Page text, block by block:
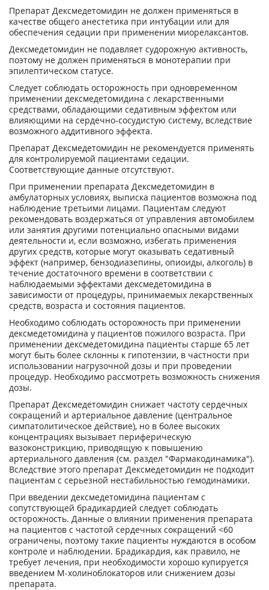
Препарат Дексмедетомидин не должен применяться в
качестве общего анестетика при интубации или для
обеспечения седации при применении миорелаксантов.
Дексмедетомидин не подавляет судорожную активность,
поэтому не должен применяться в монотерапии при
эпилептическом статусе.
Следует соблюдать осторожность при одновременном
применении дексмедетомидина с лекарственными
средствами, обладающими седативным эффектом или
влияющими на сердечно-сосудистую систему, вследствие
возможного аддитивного эффекта.
Препарат Дексмедетомидин не рекомендуется применять
для контролируемой пациентами седации.
Соответствующие данные отсутствуют.
При применении препарата Дексмедетомидин в
амбулаторных условиях, выписка пациентов возможна под
наблюдение третьими лицами. Пациентам следуют
рекомендовать воздержаться от управления автомобилем
или занятия другими потенциально опасными видами
деятельности и, если возможно, избегать применения
других средств, которые могут оказывать седативный
эффект (например, бензодиазепины, опиоиды, алкоголь) в
течение достаточного времени в соответствии с
наблюдаемыми эффектами дексмедетомидина в
зависимости от процедуры, принимаемых лекарственных
средств, возраста и состояния пациентов.
Необходимо соблюдать осторожность при применении
дексмедетомидина у пациентов пожилого возраста. При
применении дексмедетомидина пациенты старше 65 лет
могут быть более склонны к гипотензии, в частности при
использовании нагрузочной дозы и при проведении
процедур. Необходимо рассмотреть возможность снижения
дозы.
Препарат Дексмедетомидин снижает частоту сердечных
сокращений и артериальное давление (центральное
симпатолитическое действие), но в более высоких
концентрациях вызывает периферическую
вазоконстрикцию, приводящую к повышению
артериального давления (см. раздел "Фармакодинамика").
Вследствие этого препарат Дексмедетомидин не подходит
пациентам с серьезной нестабильностью гемодинамики.
При введении дексмедетомидина пациентам с
сопутствующей брадикардией следует соблюдать
осторожность. Данные о влиянии применения препарата
на пациентов с частотой сердечных сокращений <60
ограничены, поэтому такие пациенты нуждаются в особом
контроле и наблюдении. Брадикардия, как правило, не
требует лечения, при необходимости хорошо купируется
введением М-холиноблокаторов или снижением дозы
препарата.